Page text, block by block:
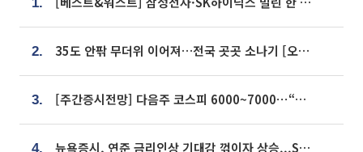
2. 35도 안팎 무더위 이어져…전국 곳곳 소나기 [오늘 날씨]
3. [주간증시전망] 다음주 코스피 6000~7000⋯“外人 수급은 정책이 변수”
4. 뉴욕증시, 연준 금리인상 기대감 꺾이자 상승...S&P500 사상 최고치 [종합]